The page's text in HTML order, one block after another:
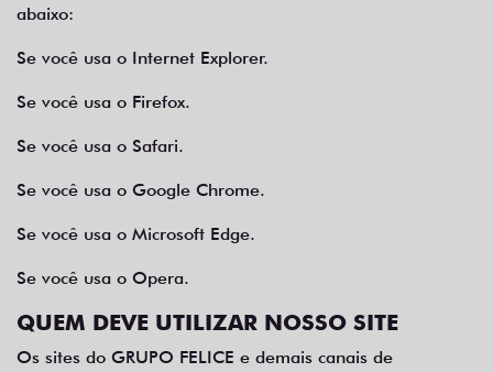
abaixo:
Se você usa o Internet Explorer.
Se você usa o Firefox.
Se você usa o Safari.
Se você usa o Google Chrome.
Se você usa o Microsoft Edge.
Se você usa o Opera.
QUEM DEVE UTILIZAR NOSSO SITE
Os sites do GRUPO FELICE e demais canais de